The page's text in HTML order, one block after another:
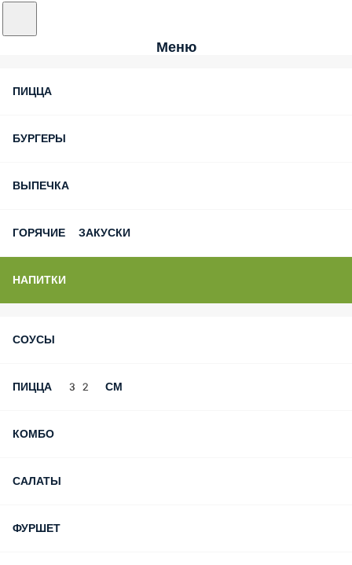
Меню
ПИЦЦА
БУРГЕРЫ
ВЫПЕЧКА
ГОРЯЧИЕ ЗАКУСКИ
НАПИТКИ
СОУСЫ
ПИЦЦА 32 СМ
КОМБО
САЛАТЫ
ФУРШЕТ